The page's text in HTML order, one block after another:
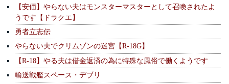
【安価】やらない夫はモンスターマスターとして召喚されたよ
うです【ドラクエ】
勇者立志伝
やらない夫でクリムゾンの迷宮【R-18G】
【R-18】やる夫は借金返済の為に特殊な風俗で働くようです
輸送戦艦スペース・デブリ